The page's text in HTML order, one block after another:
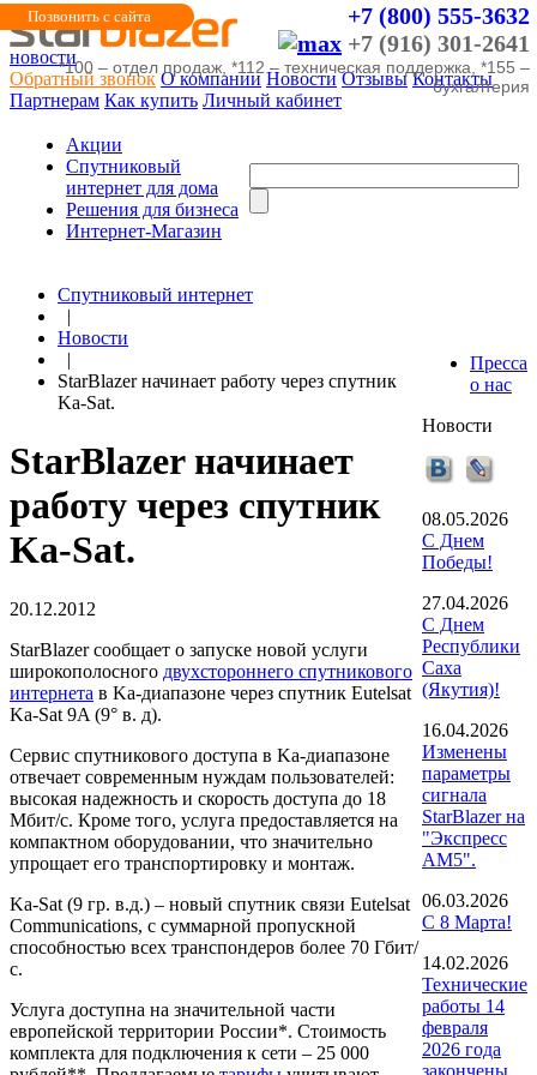
+7 (800) 555-3632
+7 (916) 301-2641
Позвонить с сайта
*100 – отдел продаж, *112 – техническая поддержка, *155 –
бухгалтерия
новости
Обратный звонок О компании Новости Отзывы Контакты
Партнерам Как купить Личный кабинет
Акции
Cпутниковый
интернет для дома
Решения для бизнеса
Интернет-Магазин
Спутниковый интернет
|
Новости
|
StarBlazer начинает работу через спутник
Ka-Sat.
StarBlazer начинает
работу через спутник
Ka-Sat.
20.12.2012
StarBlazer сообщает о запуске новой услуги
широкополосного двухстороннего спутникового
интернета в Ka-диапазоне через спутник Eutelsat
Ka-Sat 9A (9° в. д).
Сервис спутникового доступа в Ka-диапазоне
отвечает современным нуждам пользователей:
высокая надежность и скорость доступа до 18
Мбит/с. Кроме того, услуга предоставляется на
компактном оборудовании, что значительно
упрощает его транспортировку и монтаж.
Ka-Sat (9 гр. в.д.) – новый спутник связи Eutelsat
Communications, с суммарной пропускной
способностью всех транспондеров более 70 Гбит/
с.
Услуга доступна на значительной части
европейской территории России*. Стоимость
комплекта для подключения к сети – 25 000
Пресса
о нас
Новости
08.05.2026
С Днем
Победы!
27.04.2026
С Днем
Республики
Саха
(Якутия)!
16.04.2026
Изменены
параметры
сигнала
StarBlazer на
"Экспресс
АМ5".
06.03.2026
С 8 Марта!
14.02.2026
Технические
работы 14
февраля
2026 года
закончены.